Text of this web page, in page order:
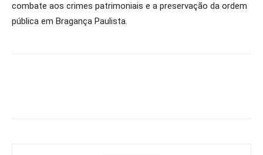
combate aos crimes patrimoniais e a preservação da ordem
pública em Bragança Paulista.